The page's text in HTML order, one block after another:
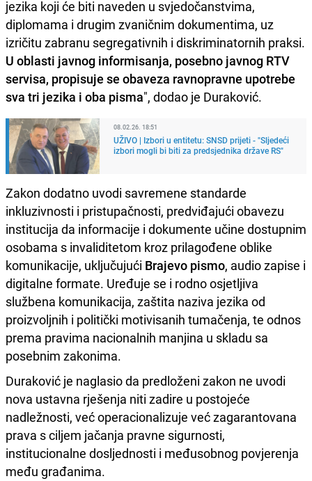
jezika koji će biti naveden u svjedočanstvima,
diplomama i drugim zvaničnim dokumentima, uz
izričitu zabranu segregativnih i diskriminatornih praksi.
U oblasti javnog informisanja, posebno javnog RTV
servisa, propisuje se obaveza ravnopravne upotrebe
sva tri jezika i oba pisma", dodao je Duraković.
08.02.26. 18:51
UŽIVO | Izbori u entitetu: SNSD prijeti - "Sljedeći
izbori mogli bi biti za predsjednika države RS"
Zakon dodatno uvodi savremene standarde
inkluzivnosti i pristupačnosti, predviđajući obavezu
institucija da informacije i dokumente učine dostupnim
osobama s invaliditetom kroz prilagođene oblike
komunikacije, uključujući Brajevo pismo, audio zapise i
digitalne formate. Uređuje se i rodno osjetljiva
službena komunikacija, zaštita naziva jezika od
proizvoljnih i politički motivisanih tumačenja, te odnos
prema pravima nacionalnih manjina u skladu sa
posebnim zakonima.
Duraković je naglasio da predloženi zakon ne uvodi
nova ustavna rješenja niti zadire u postojeće
nadležnosti, već operacionalizuje već zagarantovana
prava s ciljem jačanja pravne sigurnosti,
institucionalne dosljednosti i međusobnog povjerenja
među građanima.